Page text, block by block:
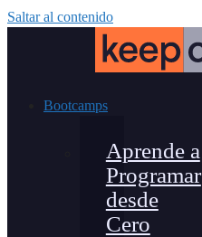
Saltar al contenido
Bootcamps
Aprende a
Programar
desde
Cero